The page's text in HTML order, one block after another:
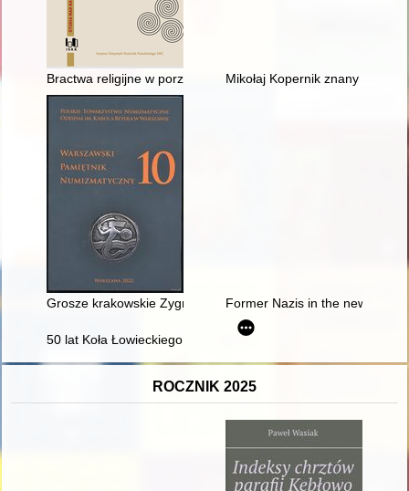
Bractwa religijne w porządku prawa kanonicznego
Mikołaj Kopernik znany i
Grosze krakowskie Zygmunta III Wazy : klasyfikacja monet
Former Nazis in the new
50 lat Koła Łowieckiego Hubert Świebodzin : historia Koła i...
ROCZNIK 2025